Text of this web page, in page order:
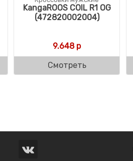
KangaROOS COIL R1 OG
(472820002004)
9.648р
Смотреть